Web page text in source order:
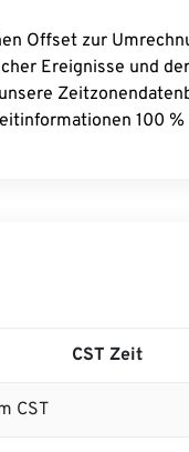
Offset zur
Ereignisse und
100
CST Zeit
CST